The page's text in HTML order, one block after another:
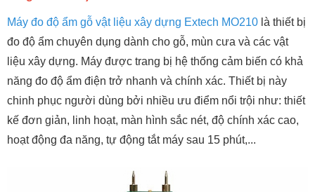
Máy đo độ ẩm gỗ vật liệu xây dựng Extech MO210 là thiết bị
đo độ ẩm chuyên dụng dành cho gỗ, mùn cưa và các vật
liệu xây dựng. Máy được trang bị hệ thống cảm biến có khả
năng đo độ ẩm điện trở nhanh và chính xác. Thiết bị này
chinh phục người dùng bởi nhiều ưu điểm nổi trội như: thiết
kế đơn giản, linh hoạt, màn hình sắc nét, độ chính xác cao,
hoạt động đa năng, tự động tắt máy sau 15 phút,...